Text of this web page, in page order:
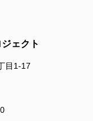
ェクト
目1-17